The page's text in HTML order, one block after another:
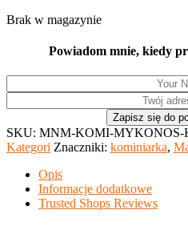
Brak w magazynie
Powiadom mnie, kiedy
SKU: MNM-KOMI-MYKONOS-
Kategori Znaczniki: kominiarka,
Opis
Informacje dodatkowe
Trusted Shops Reviews